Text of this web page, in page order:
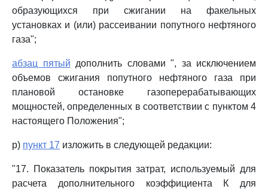
образующихся при сжигании на факельных
установках и (или) рассеивании попутного нефтяного
газа";
абзац пятый дополнить словами ", за исключением
объемов сжигания попутного нефтяного газа при
плановой остановке газоперерабатывающих
мощностей, определенных в соответствии с пунктом 4
настоящего Положения";
р) пункт 17 изложить в следующей редакции:
"17. Показатель покрытия затрат, используемый для
расчета дополнительного коэффициента К для